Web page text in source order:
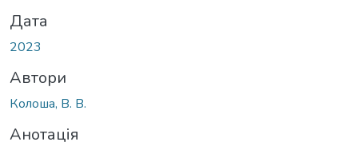
Дата
2023
Автори
Колоша, В. В.
Анотація